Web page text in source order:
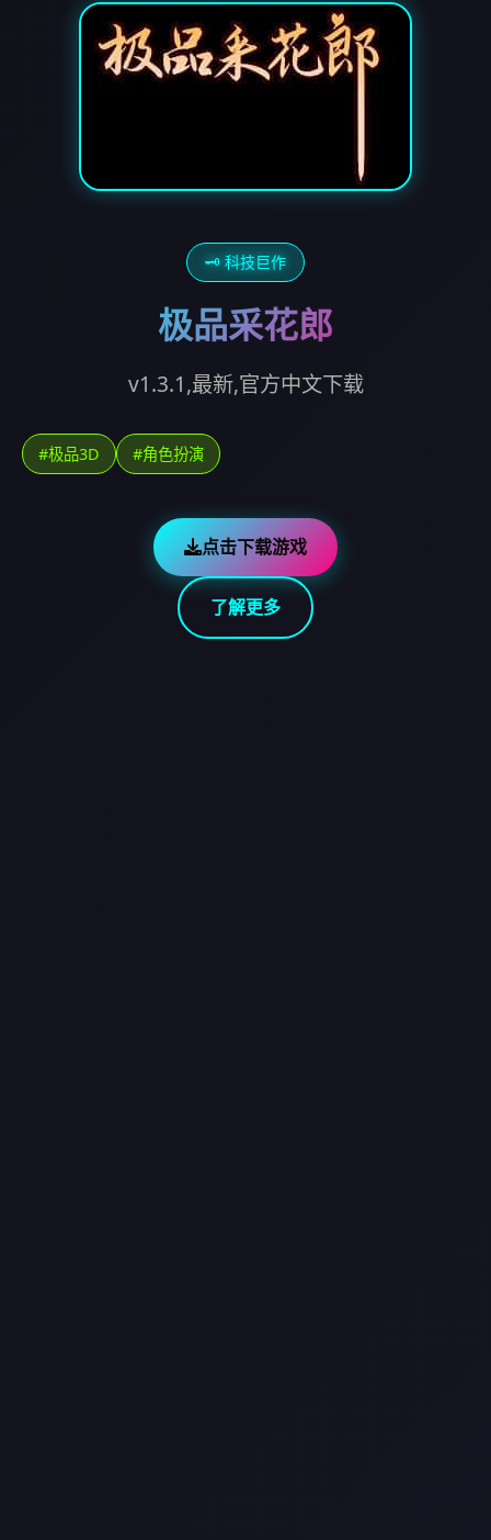
🗝️ 科技巨作
极品采花郎
v1.3.1,最新,官方中文下载
#极品3D #角色扮演
点击下载游戏
了解更多